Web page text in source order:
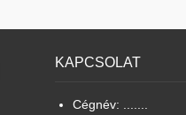
KAPCSOLAT
Cégnév: .......